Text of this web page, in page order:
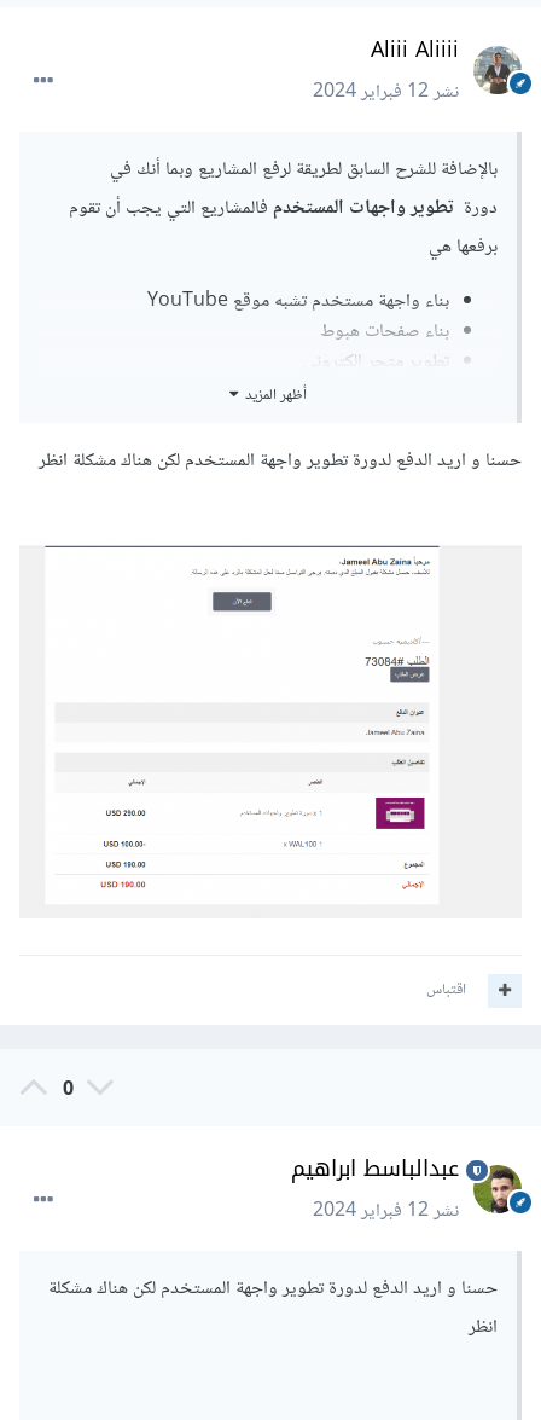
Aliii Aliiii
نشر12 فبراير 2024
بالإضافة للشرح السابق لطريقة لرفع المشاريع وبما أنك في
دورة تطوير واجهات المستخدمفالمشاريع التي يجب أن تقوم
برفعها هي
بناء واجهة مستخدم تشبه موقع YouTube
بناء صفحات هبوط
تطوير متجر إلكتروني
العملية
أظهر المزيد
حسنا و اريد الدفع لدورة تطوير واجهة المستخدم لكن هناك مشكلة انظر
اقتباس
0
عبدالباسط ابراهيم
نشر12 فبراير 2024
حسنا و اريد الدفع لدورة تطوير واجهة المستخدم لكن هناك مشكلة
انظر